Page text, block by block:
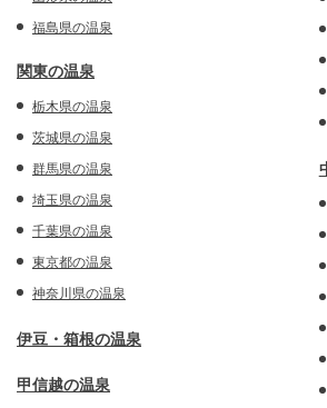
福島県の温泉
関東の温泉
栃木県の温泉
茨城県の温泉
群馬県の温泉
埼玉県の温泉
千葉県の温泉
東京都の温泉
神奈川県の温泉
伊豆・箱根の温泉
甲信越の温泉